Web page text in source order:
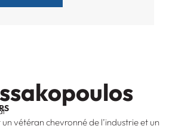
vétéran chevronné de l’industrie et un